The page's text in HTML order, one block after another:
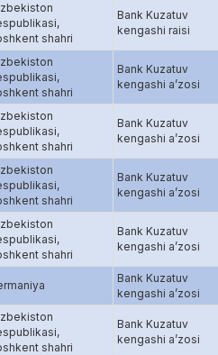
shahri
Bank Kuzatuv
kengashi raisi
shahri
Bank Kuzatuv
kengashi a’zosi
shahri
Bank Kuzatuv
kengashi a’zosi
shahri
Bank Kuzatuv
kengashi a’zosi
shahri
Bank Kuzatuv
kengashi a’zosi
Bank Kuzatuv
kengashi a’zosi
shahri
Bank Kuzatuv
kengashi a’zosi